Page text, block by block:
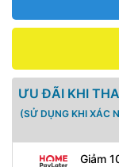
ƯU ĐÃI KHI
(SỬ DỤNG KHI XÁC
Giảm